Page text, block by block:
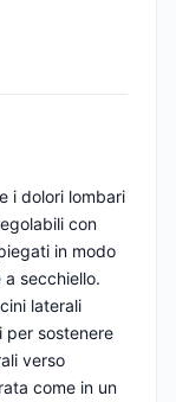
i dolori lombari
con
in modo
secchiello.
laterali
per sostenere
verso
come in un